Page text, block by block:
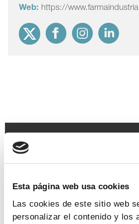
Esta página web usa cookies
Las cookies de este sitio web
personalizar el contenido y los
Web: https://
TEMAS
Acceso Coronavirus Ensayos
Legislación Medicamentos